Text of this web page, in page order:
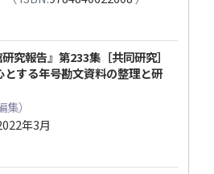
究報告』第233集［共同研究］
する年号勘文資料の整理と研
）
年3月